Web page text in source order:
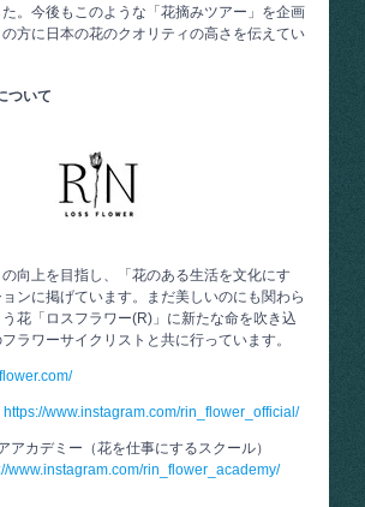
。今後もこのような「花摘みツアー」を企画
方に日本の花のクオリティの高さを伝えてい
ついて
向上を目指し、「花のある生活を文化にす
ンに掲げています。まだ美しいのにも関わら
花「ロスフラワー(R)」に新たな命を吹き込
ラワーサイクリストと共に行っています。
https://www.instagram.com/rin_flower_official/
アカデミー（花を仕事にするスクール）
www.instagram.com/rin_flower_academy/